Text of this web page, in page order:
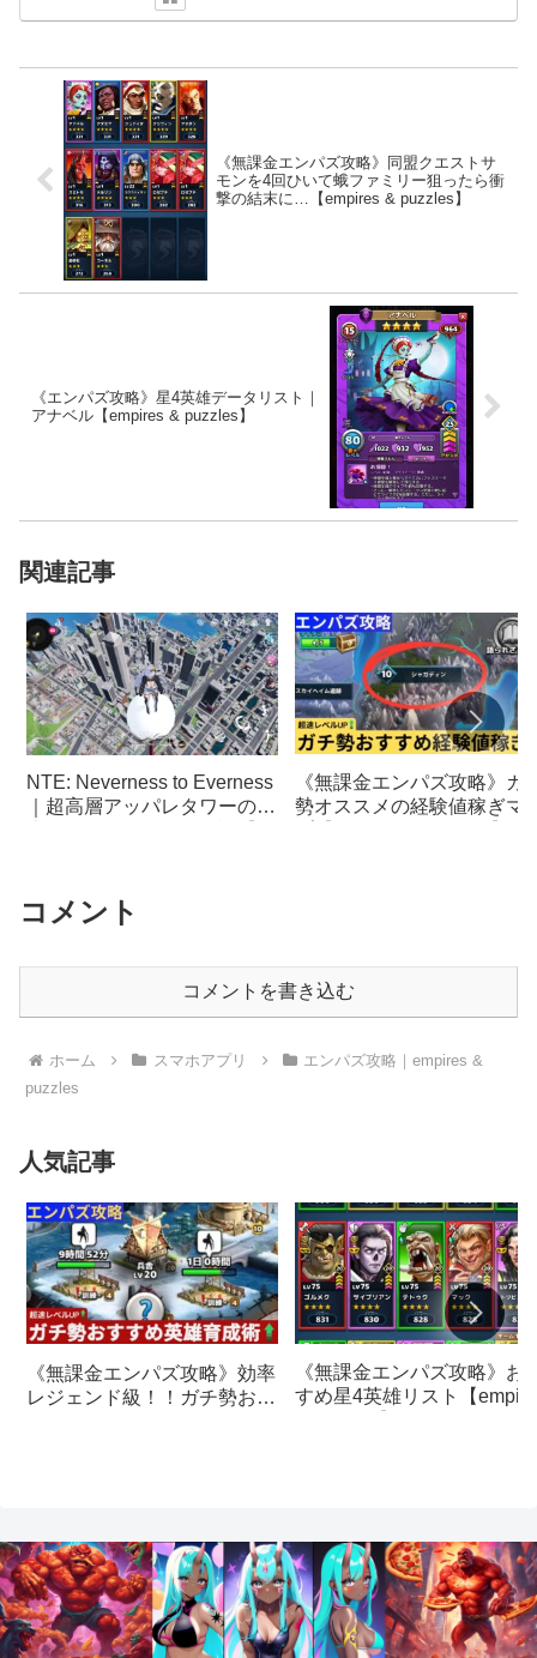
《無課金エンパズ攻略》同盟クエストサ
モンを4回ひいて蛾ファミリー狙ったら衝
撃の結末に…【empires & puzzles】
《エンパズ攻略》星4英雄データリスト｜
アナベル【empires & puzzles】
関連記事
NTE: Neverness to Everness
｜超高層アッパレタワーの頂
《無課金エンパズ攻略》ガ
勢オススメの経験値稼ぎマ
コメント
コメントを書き込む
ホーム スマホアプリ
エンパズ攻略｜empires &
puzzles
人気記事
《無課金エンパズ攻略》効率
レジェンド級！！ガチ勢おす
《無課金エンパズ攻略》お
すめ星4英雄リスト【